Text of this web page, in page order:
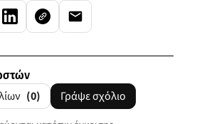
(0) Γράψε σχόλιο